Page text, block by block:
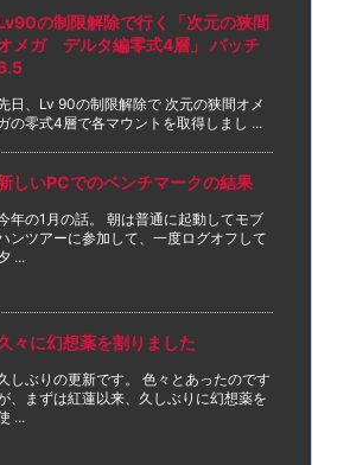
の制限解除で行く「次元の狭間
メガ デルタ編零式4層」 パッチ
日、Lv 90の制限解除で 次元の狭間オメ
の零式4層で各マウントを取得しまし ...
しいPCでのベンチマークの結果
年の1月の話。 朝は普通に起動してモブ
ンツアーに参加して、一度ログオフして
...
々に幻想薬を割りました
しぶりの更新です。 色々とあったのです
、まずは紅蓮以来、久しぶりに幻想薬を
...